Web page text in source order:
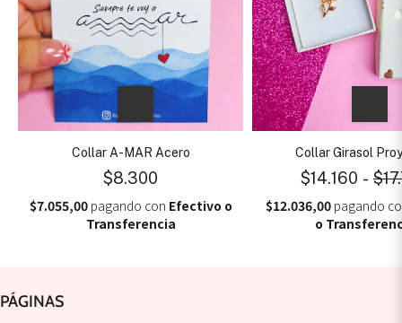
Collar A-MAR Acero
$8.300
$7.055,00pagando con Efectivo o
Transferencia
Collar Girasol
$14.160 -
$12.036,00pagando
o
PÁGINAS